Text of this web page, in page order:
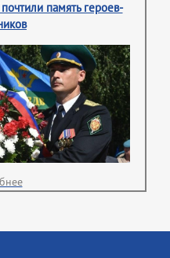
память героев-